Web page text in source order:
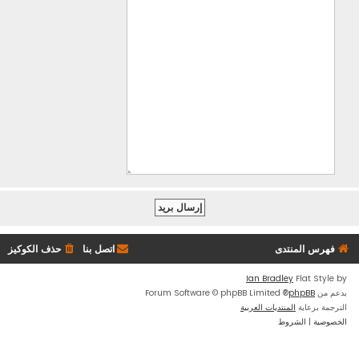
فهرس المنتدى حذف الكوكيز اتصل بنا
Flat Style by
Ian Bradley
بدعم من phpBB
® Forum Software © phpBB Limited
الترجمة برعاية المنتديات العربية
الخصوصية | الشروط